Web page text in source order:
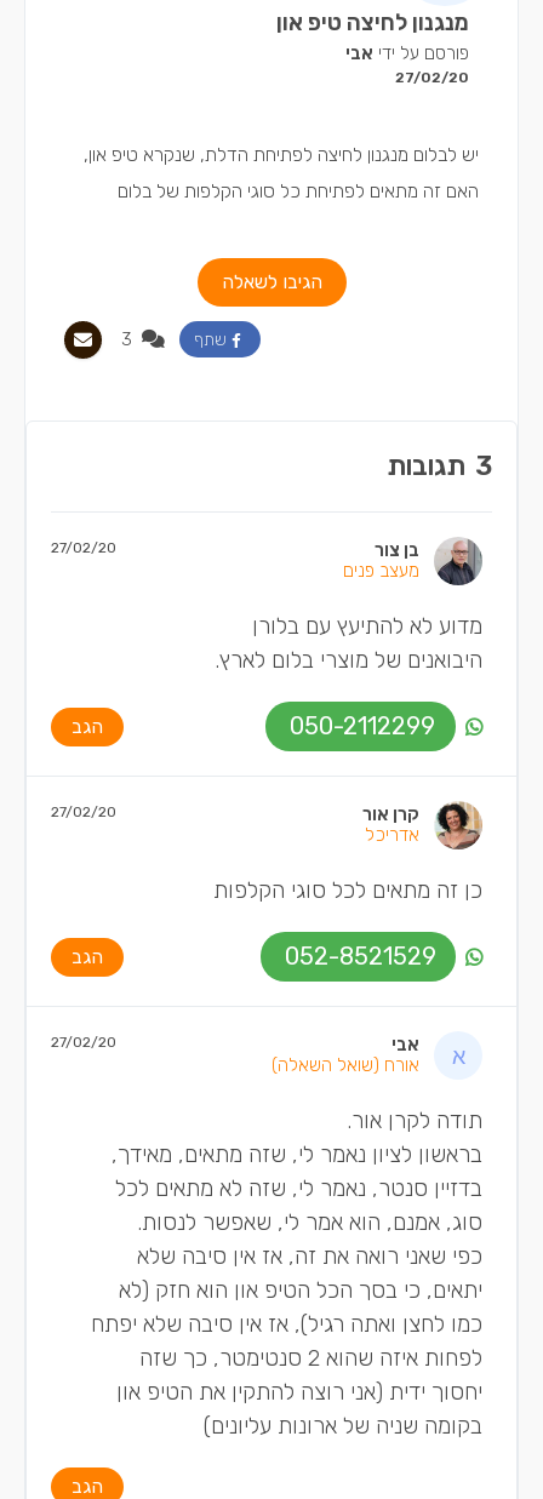
מנגנון לחיצה טיפ און
פורסם על ידי אבי
27/02/20
יש לבלום מנגנון לחיצה לפתיחת הדלת, שנקרא טיפ און,
האם זה מתאים לפתיחת כל סוגי הקלפות של בלום
הגיבו לשאלה
שתף
3 תגובות
בן צור
מעצב פנים
27/02/20
מדוע לא להתיעץ עם בלורן
היבואנים של מוצרי בלום לארץ.
050-2112299 הגב
קרן אור
אדריכל
27/02/20
כן זה מתאים לכל סוגי הקלפות
052-8521529 הגב
אבי
אורח (שואל השאלה)
27/02/20
תודה לקרן אור.
בראשון לציון נאמר לי, שזה מתאים, מאידך,
בדזיין סנטר, נאמר לי, שזה לא מתאים לכל
סוג, אמנם, הוא אמר לי, שאפשר לנסות.
כפי שאני רואה את זה, אז אין סיבה שלא
יתאים, כי בסך הכל הטיפ און הוא חזק (לא
כמו לחצן ואתה רגיל), אז אין סיבה שלא יפתח
לפחות איזה שהוא 2 סנטימטר, כך שזה
יחסוך ידית (אני רוצה להתקין את הטיפ און
בקומה שניה של ארונות עליונים)
הגב